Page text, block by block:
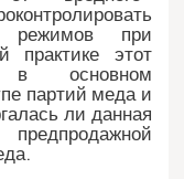
режимов при
практике этот
в основном
партий меда и
ли данная